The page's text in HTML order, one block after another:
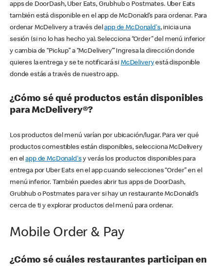
apps de DoorDash, Uber Eats, Grubhub o Postmates. Uber Eats
también está disponible en el app de McDonald’s para ordenar. Para
ordenar McDelivery a través delapp de McDonald's, inicia una
sesión (si no lo has hecho ya). Selecciona “Order” del menú inferior
y cambia de “Pickup” a “McDelivery’” Ingresa la dirección donde
quieres la entrega y se te notificará si McDeliveryestá disponible
donde estás a través de nuestro app.
¿Cómo sé qué productos están disponibles
para McDelivery®?
Los productos del menú varían por ubicación/lugar. Para ver qué
productos comestibles están disponibles, selecciona McDelivery
en elapp de McDonald'sy verás los productos disponibles para
entrega por Uber Eats en el app cuando selecciones “Order” en el
menú inferior. También puedes abrir tus apps de DoorDash,
Grubhub o Postmates para ver si hay un restaurante McDonald’s
cerca de ti y explorar productos del menú para ordenar.
Mobile Order & Pay
¿Cómo sé cuáles restaurantes participan en